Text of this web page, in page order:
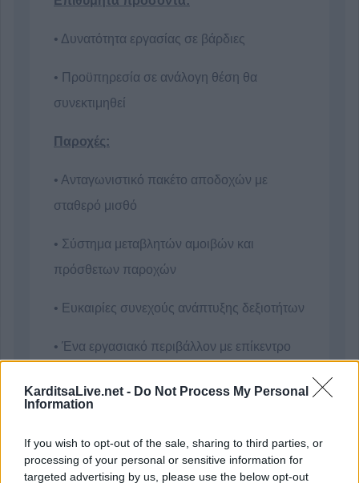
KarditsaLive.net - Do Not Process My Personal
Information
If you wish to opt-out of the sale, sharing to third parties, or
processing of your personal or sensitive information for
targeted advertising by us, please use the below opt-out
• Δυνατότητα εργασίας σε βάρδιες
• Προϋπηρεσία σε ανάλογη θέση θα
συνεκτιμηθεί
Παροχές:
• Ανταγωνιστικό πακέτο αποδοχών με
σταθερό μισθό
• Σύστημα μεταβλητών αμοιβών και
πρόσθετων παροχών
• Ευκαιρίες συνεχούς ανάπτυξης δεξιοτήτων
• Ένα εργασιακό περιβάλλον με επίκεντρο
• Πρόγραμμα Ομαδικής Ασφάλισης Υγείας -
Ζωής